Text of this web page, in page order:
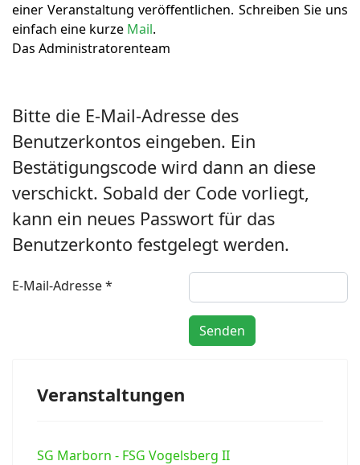
einer Veranstaltung veröffentlichen. Schreiben Sie uns
einfach eine kurze Mail.
Das Administratorenteam
Bitte die E-Mail-Adresse des
Benutzerkontos eingeben. Ein
Bestätigungscode wird dann an diese
verschickt. Sobald der Code vorliegt,
kann ein neues Passwort für das
Benutzerkonto festgelegt werden.
E-Mail-Adresse*
Senden
Veranstaltungen
SG Marborn - FSG Vogelsberg II
anzeigen